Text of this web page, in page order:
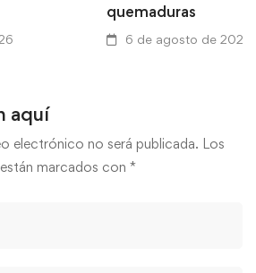
quemaduras
6 de agosto de 2026
aquí
electrónico no será publicada. Los
marcados con *